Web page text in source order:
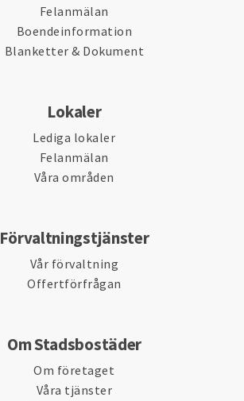
Felanmälan
Boendeinformation
Blanketter & Dokument
Lokaler
Lediga lokaler
Felanmälan
Våra områden
Förvaltningstjänster
Vår förvaltning
Offertförfrågan
Om Stadsbostäder
Om företaget
Våra tjänster